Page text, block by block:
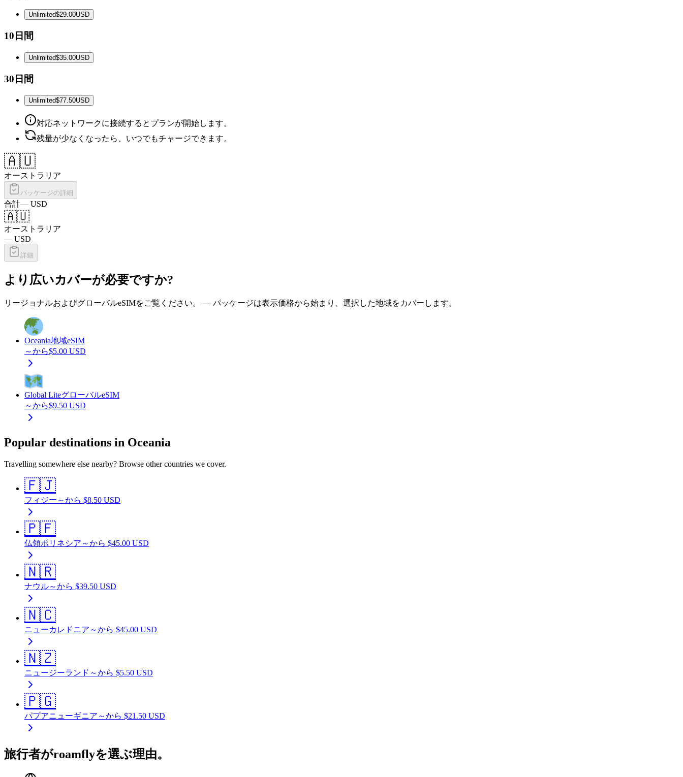
Unlimited$29.00USD
10日間
Unlimited$35.00USD
30日間
Unlimited$77.50USD
対応ネットワークに接続するとプランが開始します。
残量が少なくなったら、いつでもチャージできます。
🇦🇺
オーストラリア
パッケージの詳細
合計— USD
🇦🇺
オーストラリア
— USD
詳細
より広いカバーが必要ですか?
リージョナルおよびグローバルeSIMをご覧ください。 — パッケージは表示価格から始まり、選択した地域をカバーします。
Oceania地域eSIM
～から$5.00 USD
Global LiteグローバルeSIM
～から$9.50 USD
Popular destinations in Oceania
Travelling somewhere else nearby? Browse other countries we cover.
🇫🇯
フィジー ～から $8.50 USD
🇵🇫
仏領ポリネシア ～から $45.00 USD
🇳🇷
ナウル～から $39.50 USD
🇳🇨
ニューカレドニア ～から $45.00 USD
🇳🇿
ニュージーランド ～から $5.50 USD
🇵🇬
パプアニューギニア ～から $21.50 USD
旅行者がroamflyを選ぶ理由。